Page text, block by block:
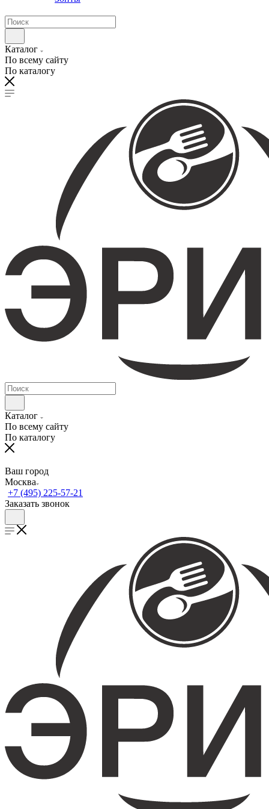
Каталог
По всему сайту
По каталогу
Каталог
По всему сайту
По каталогу
Ваш город
Москва
+7 (495) 225-57-21
Заказать звонок